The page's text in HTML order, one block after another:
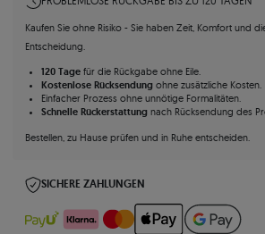
Kaufen Sie ohne Risiko - Sie haben Zeit, Komfort und
Entscheidung.
120 Tagefür die Rückgabe ohne Eile.
Kostenlose Rücksendungohne zusätzliche Kosten.
Einfacher Prozess ohne unnötige Formalitäten.
Schnelle Rückerstattungnach Rücksendung des
Bestellen, zu Hause prüfen und in Ruhe entscheiden.
SICHERE ZAHLUNGEN